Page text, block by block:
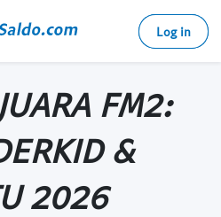
Log in
FM2:
&
2026